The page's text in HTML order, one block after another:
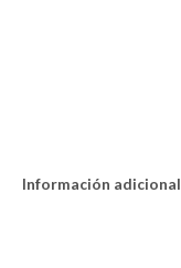
Información adicional